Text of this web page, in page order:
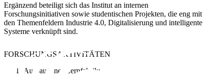
Ergänzend beteiligt sich das Institut an internen
Forschungsinitiativen sowie studentischen Projekten, die eng mit
den Themenfeldern Industrie 4.0, Digitalisierung und intelligente
Systeme verknüpft sind.
FORSCHUNGSAKTIVITÄTEN
Aufbau einer Lernfabrik: